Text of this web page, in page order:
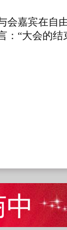
会嘉宾在自
：“大会的